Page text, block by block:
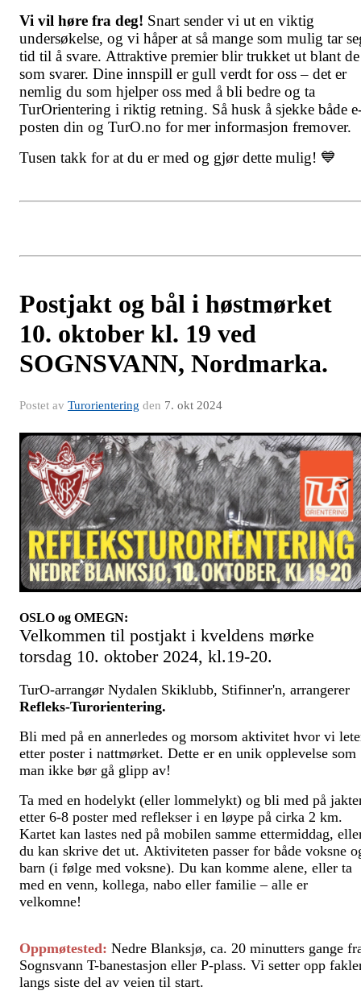
Vi vil høre fra deg! Snart sender vi ut en viktig
undersøkelse, og vi håper at så mange som mulig tar
tid til å svare. Attraktive premier blir trukket ut blant de
som svarer. Dine innspill er gull verdt for oss – det er
nemlig du som hjelper oss med å bli bedre og ta
TurOrientering i riktig retning. Så husk å sjekke både
posten din og TurO.no for mer informasjon fremover.
Tusen takk for at du er med og gjør dette mulig! 💙
Postjakt og bål i høstmørket
10. oktober kl. 19 ved
SOGNSVANN, Nordmarka.
Postet av Turorientering den 7. okt 2024
OSLO og OMEGN:
Velkommen til postjakt i kveldens mørke
torsdag 10. oktober 2024, kl.19-20.
TurO-arrangør Nydalen Skiklubb, Stifinner'n, arrangerer
Refleks-Turorientering.
Bli med på en annerledes og morsom aktivitet hvor vi
etter poster i nattmørket. Dette er en unik opplevelse som
man ikke bør gå glipp av!
Ta med en hodelykt (eller lommelykt) og bli med på
etter 6-8 poster med reflekser i en løype på cirka 2 km.
Kartet kan lastes ned på mobilen samme ettermiddag,
du kan skrive det ut. Aktiviteten passer for både voksne
barn (i følge med voksne). Du kan komme alene, eller ta
med en venn, kollega, nabo eller familie – alle er
velkomne!
Oppmøtested: Nedre Blanksjø, ca. 20 minutters gange
Sognsvann T-banestasjon eller P-plass. Vi setter opp
langs siste del av veien til start.